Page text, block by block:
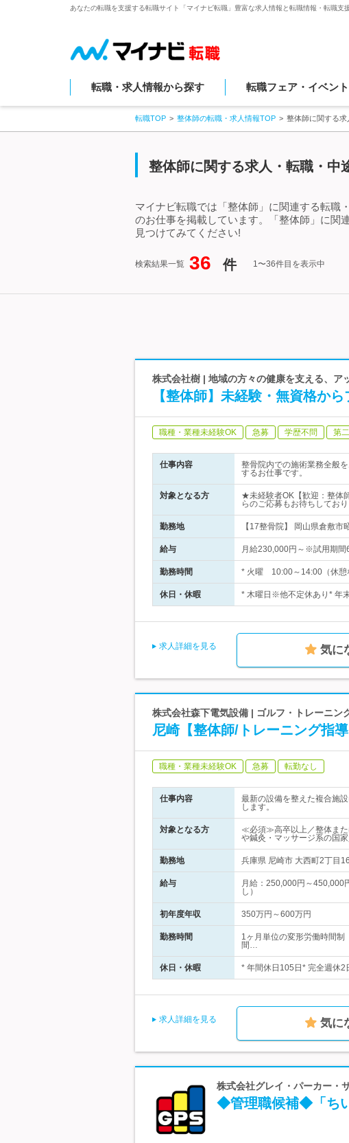
あなたの転職を支援する転職サイト「マイナビ転職」豊富な求人情報と転職情報・転職支
転職・求人情報から探す 転職フェア・イベント
転職TOP 整体師の転職・求人情報TOP 整体師に関する
整体師に関する求人・転職・中
マイナビ転職では「整体師」に関連する転職
のお仕事を掲載しています。「整体師」に関
見つけてみてください!
検索結果一覧 36 件 1〜36件目を表示中
株式会社樹 | 地域の方々の健康を支える、ア
【整体師】未経験・無資格か
職種・業種未経験OK 急募 学歴不問 第
仕事内容
整骨院内での施術業務全般
するお仕事です。
対象となる方
★未経験者OK【歓迎：整体
らのご応募もお待ちしており
勤務地 【17整骨院】 岡山県倉敷
給与 月給230,000円～※試用期
勤務時間 * 火曜 10:00～14:00（休
休日・休暇 * 木曜日※他不定休あり* 年
求人詳細を見る 気に
株式会社森下電気設備 | ゴルフ・トレーニン
尼崎【整体師/トレーニング指
職種・業種未経験OK 急募 転勤なし
仕事内容
最新の設備を整えた複合施
します。
対象となる方
≪必須≫高卒以上／整体ま
や鍼灸・マッサージ系の国
勤務地 兵庫県 尼崎市 大西町2丁目
給与
月給：250,000円～
し）
初年度年収 350万円～600万円
勤務時間
1ヶ月単位の変形労働時間
間…
休日・休暇 * 年間休日105日* 完全週休
求人詳細を見る 気に
株式会社グレイ・パーカー・
◆管理職候補◆「ちい